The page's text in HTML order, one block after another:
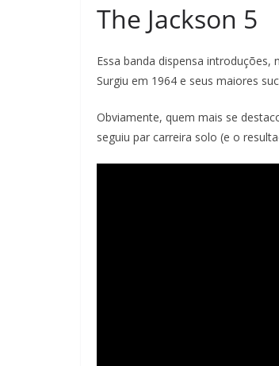
The Jackson 5
Essa banda dispensa
Surgiu em 1964 e seus maiores
Obviamente, quem mais se
seguiu par carreira solo (e o